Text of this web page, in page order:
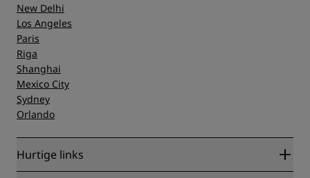
New Delhi
Los Angeles
Paris
Riga
Shanghai
Mexico City
Sydney
Orlando
Hurtige links